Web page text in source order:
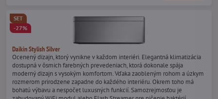
Daikin Stylish Silver
SET
-27%
Ocenený dizajn, ktorý vynikne v každom interiéri. Elegantná klimatizácia
dostupná v ôsmich farebných prevedeniach, ktorá dokonale spája
moderný dizajn s vysokým komfortom. Vďaka zaobleným rohom a úzkym
rozmerom prirodzene zapadne do každého interiéru. Okrem toho má
bohatú výbavu a nespočet luxusných funkcií. Samozrejmosťou je